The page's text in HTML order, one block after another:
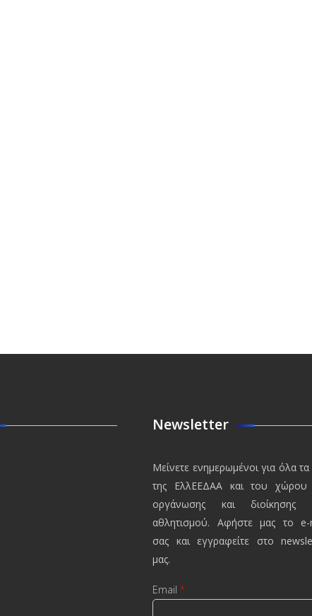
Newsletter
Μείνετε ενημερωμένοι για όλα
της ΕλλΕΕΔΑΑ και του χώρου
οργάνωσης και διοίκησης
αθλητισμού. Αφήστε μας το e-
σας και εγγραφείτε στο
μας.
Email *